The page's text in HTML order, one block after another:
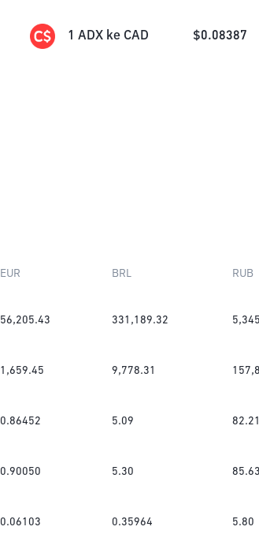
1 ADX ke CAD $0.08387
EUR BRL RUB
56,205.43 331,189.32
1,659.45 9,778.31
0.86452 5.09 82.21
0.90050 5.30 85.63
0.06103 0.35964 5.80